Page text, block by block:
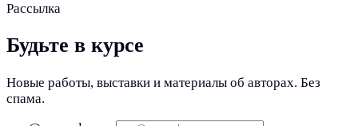
Рассылка
Будьте в курсе
Новые работы, выставки и материалы об авторах. Без
спама.